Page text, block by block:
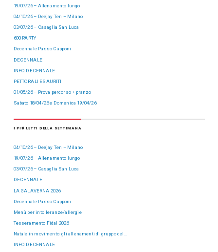
19/07/26 – Allenamento lungo
04/10/26 – Deejay Ten – Milano
03/07/26 – Casaglia San Luca
600 PARTY
Decennale Passo Capponi
DECENNALE
INFO DECENNALE
PETTORALI ESAURITI
01/05/26 – Prova percorso + pranzo
Sabato 18/04/26 e Domenica 19/04/26
I PIÙ LETTI DELLA SETTIMANA
04/10/26 – Deejay Ten – Milano
19/07/26 – Allenamento lungo
03/07/26 – Casaglia San Luca
DECENNALE
LA GALAVERNA 2026
Decennale Passo Capponi
Menù per intolleranze/allergie
Tesseramento Fidal 2026
Natale in movimento: gli allenamenti di gruppo del…
INFO DECENNALE